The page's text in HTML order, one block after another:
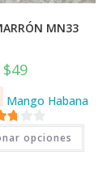
MN33
$49
Mango Habana
5
opciones
Este
tiene